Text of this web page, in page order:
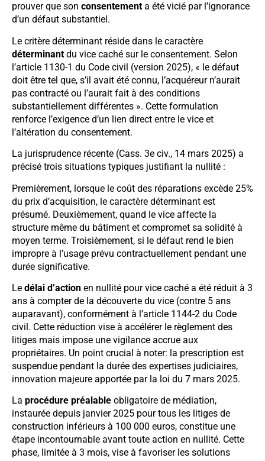
prouver que son consentement a été vicié par l’ignorance
d’un défaut substantiel.
Le critère déterminant réside dans le caractère
déterminant du vice caché sur le consentement. Selon
l’article 1130-1 du Code civil (version 2025), « le défaut
doit être tel que, s’il avait été connu, l’acquéreur n’aurait
pas contracté ou l’aurait fait à des conditions
substantiellement différentes ». Cette formulation
renforce l’exigence d’un lien direct entre le vice et
l’altération du consentement.
La jurisprudence récente (Cass. 3e civ., 14 mars 2025) a
précisé trois situations typiques justifiant la nullité :
Premièrement, lorsque le coût des réparations excède 25%
du prix d’acquisition, le caractère déterminant est
présumé. Deuxièmement, quand le vice affecte la
structure même du bâtiment et compromet sa solidité à
moyen terme. Troisièmement, si le défaut rend le bien
impropre à l’usage prévu contractuellement pendant une
durée significative.
Le délai d’action en nullité pour vice caché a été réduit à 3
ans à compter de la découverte du vice (contre 5 ans
auparavant), conformément à l’article 1144-2 du Code
civil. Cette réduction vise à accélérer le règlement des
litiges mais impose une vigilance accrue aux
propriétaires. Un point crucial à noter: la prescription est
suspendue pendant la durée des expertises judiciaires,
innovation majeure apportée par la loi du 7 mars 2025.
La procédure préalable obligatoire de médiation,
instaurée depuis janvier 2025 pour tous les litiges de
construction inférieurs à 100 000 euros, constitue une
étape incontournable avant toute action en nullité. Cette
phase, limitée à 3 mois, vise à favoriser les solutions